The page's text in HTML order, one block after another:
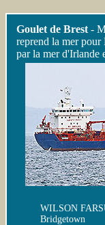
Goulet de Brest -
reprend la mer
par la mer d'Irlande
WILSON
Bridgetown